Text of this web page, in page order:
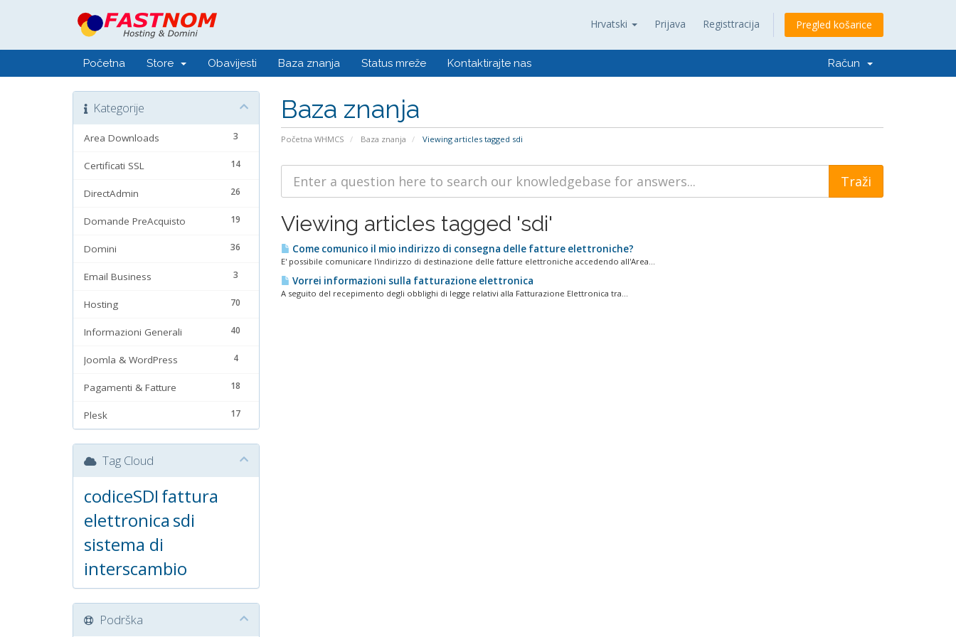
Hrvatski Prijava Registtracija Pregled košarice
Početna Store Obavijesti Baza znanja Status mreže Kontaktirajte nas Račun
Baza znanja
Početna WHMCS Baza znanja Viewing articles tagged sdi
Kategorije
3
Area Downloads
14
Certificati SSL
26
DirectAdmin
19
Domande PreAcquisto
36
Domini
3
Email Business
70
Hosting
40
Informazioni Generali
4
Joomla & WordPress
18
Pagamenti & Fatture
17
Plesk
Viewing articles tagged 'sdi'
Come comunico il mio indirizzo di consegna delle fatture elettroniche?
E' possibile comunicare l'indirizzo di destinazione delle fatture elettroniche accedendo all'Area...
Vorrei informazioni sulla fatturazione elettronica
A seguito del recepimento degli obblighi di legge relativi alla Fatturazione Elettronica tra...
Tag Cloud
codiceSDI fattura
elettronica sdi
sistema di
interscambio
Podrška